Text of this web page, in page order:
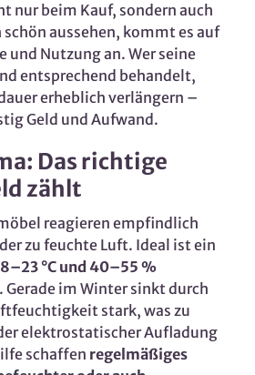
nur beim Kauf, sondern auch
schön aussehen, kommt es auf
und Nutzung an. Wer seine
entsprechend behandelt,
erheblich verlängern –
Geld und Aufwand.
Das richtige
zählt
reagieren empfindlich
zu feuchte Luft. Ideal ist ein
°C und 40–55 %
. Gerade im Winter sinkt durch
stark, was zu
elektrostatischer Aufladung
schaffen regelmäßiges